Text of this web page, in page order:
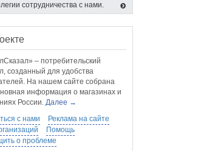
сотрудничества с нами.
– потребительский
созданный для удобства
На нашем сайте собрана
информация о магазинах и
России. Далее →
с нами
Реклама на сайте
Помощь
о проблеме